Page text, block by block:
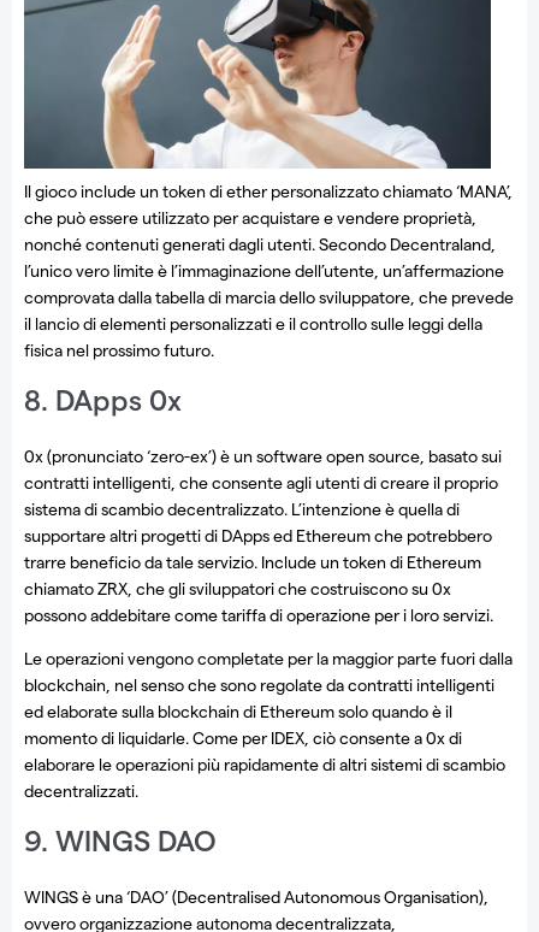
Il gioco include un token di ether personalizzato chiamato ‘MANA’,
che può essere utilizzato per acquistare e vendere proprietà,
nonché contenuti generati dagli utenti. Secondo Decentraland,
l’unico vero limite è l’immaginazione dell’utente, un’affermazione
comprovata dalla tabella di marcia dello sviluppatore, che prevede
il lancio di elementi personalizzati e il controllo sulle leggi della
fisica nel prossimo futuro.
8. DApps 0x
0x (pronunciato ‘zero-ex’) è un software open source, basato sui
contratti intelligenti, che consente agli utenti di creare il proprio
sistema di scambio decentralizzato. L’intenzione è quella di
supportare altri progetti di DApps ed Ethereum che potrebbero
trarre beneficio da tale servizio. Include un token di Ethereum
chiamato ZRX, che gli sviluppatori che costruiscono su 0x
possono addebitare come tariffa di operazione per i loro servizi.
Le operazioni vengono completate per la maggior parte fuori dalla
blockchain, nel senso che sono regolate da contratti intelligenti
ed elaborate sulla blockchain di Ethereum solo quando è il
momento di liquidarle. Come per IDEX, ciò consente a 0x di
elaborare le operazioni più rapidamente di altri sistemi di scambio
decentralizzati.
9. WINGS DAO
WINGS è una ‘DAO’ (Decentralised Autonomous Organisation),
ovvero organizzazione autonoma decentralizzata,